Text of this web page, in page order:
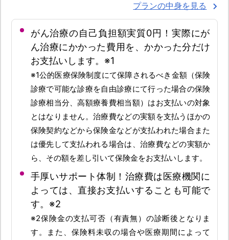
プランの中身を見る
がん治療の自己負担額実質0円！実際にが
ん治療にかかった費用を、かかった分だけ
お支払いします。※1
※1公的医療保険制度にて保障されるべき金額（保険
診療で可能な診療を自由診療にて行った場合の保険
診療相当分、高額療養費相当額）はお支払いの対象
とはなりません。治療費などの実額を支払うほかの
保険契約などから保険金などが支払われた場合また
は優先して支払われる場合は、治療費などの実額か
ら、その額を差し引いて保険金をお支払いします。
手厚いサポート体制！治療費は医療機関に
よっては、直接お支払いすることも可能で
す。※2
※2保険金の支払可否（有責無）の診断後となりま
す。また、保険料未収の場合や医療期間によって